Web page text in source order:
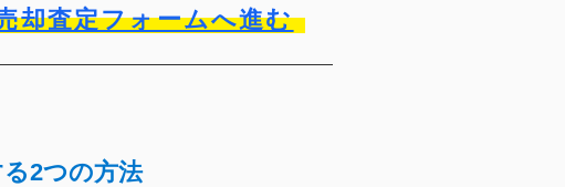
却査定フォームへ進む
2つの方法